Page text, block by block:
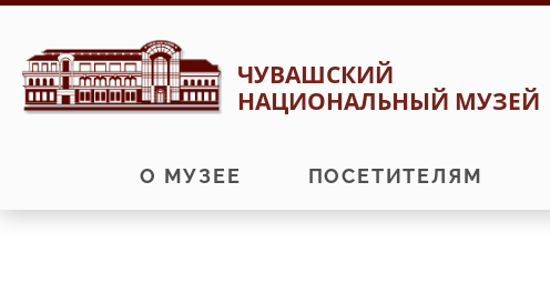
Перейти
к
навигации
Перейти
к
содержимому
ЧУВАШСКИЙ
НАЦИОНАЛЬНЫЙ МУЗЕЙ
О МУЗЕЕ ПОСЕТИТЕЛЯМ